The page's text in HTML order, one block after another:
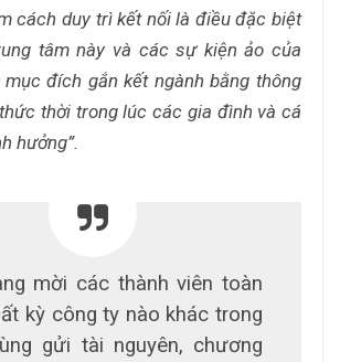
cách duy trì kết nối là điều đặc biệt
tâm này và các sự kiện ảo của
đích gắn kết ngành bằng thông
thời trong lúc các gia đình và cá
hưởng”.
mời các thành viên toàn
kỳ công ty nào khác trong
gửi tài nguyên, chương